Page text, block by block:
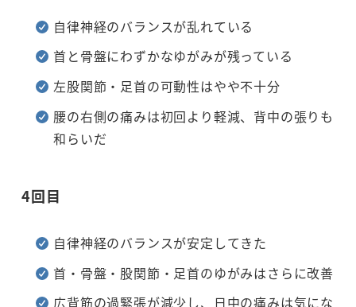
自律神経のバランスが乱れている
首と骨盤にわずかなゆがみが残っている
左股関節・足首の可動性はやや不十分
腰の右側の痛みは初回より軽減、背中の張りも
和らいだ
4回目
自律神経のバランスが安定してきた
首・骨盤・股関節・足首のゆがみはさらに改善
広背筋の過緊張が減少し、日中の痛みは気にな